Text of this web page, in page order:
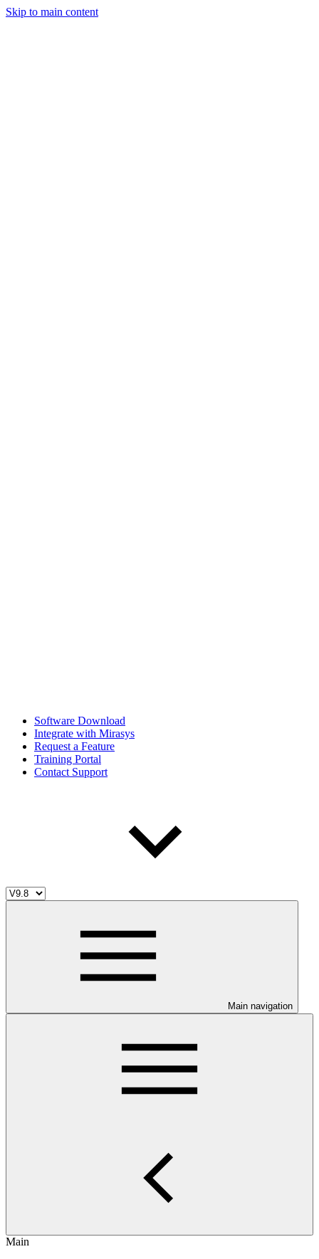
Skip to main content
Software Download
Integrate with Mirasys
Request a Feature
Training Portal
Contact Support
Main navigation
Main